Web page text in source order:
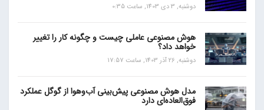
دوشنبه, 3 دی 1403, ساعت 0:35
هوش مصنوعی عاملی چیست و چگونه کار را تغییر
خواهد داد؟
دوشنبه, 26 آذر 1403, ساعت 17:57
مدل هوش مصنوعی پیش‌بینی آب‌و‌هوا از گوگل عملکرد
فوق‌العاده‌ای دارد